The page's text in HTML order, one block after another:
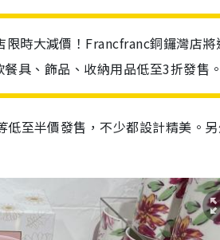
時大減價！Francfranc銅鑼灣店
具、飾品、收納用品低至3折發售
至半價發售，不少都設計精美。